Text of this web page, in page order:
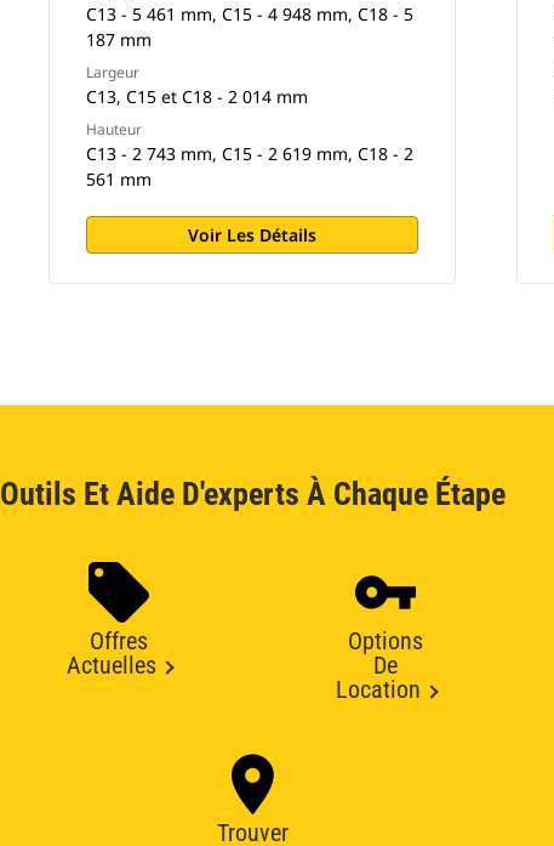
C13 - 5 461 mm, C15 - 4 948 mm, C18 - 5
187 mm
Largeur
C13, C15 et C18 - 2 014 mm
Hauteur
C13 - 2 743 mm, C15 - 2 619 mm, C18 - 2
561 mm
Voir Les Détails
Outils Et Aide D'experts À Chaque Étape
Offres
Actuelles
Options
De
Location
Trouver